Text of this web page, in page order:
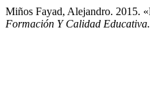
Miños Fayad, Alejandro. 2015.
Formación Y Calidad